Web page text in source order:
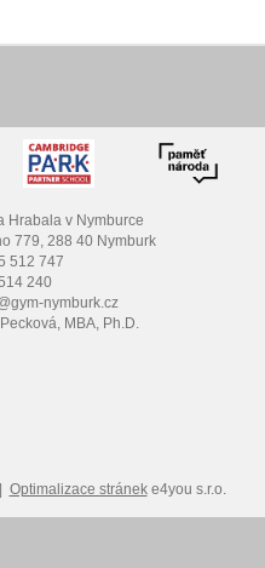
Hrabala v Nymburce
779, 288 40 Nymburk
512 747
240
nymburk.cz
MBA, Ph.D.
Optimalizace stráneke4you s.r.o.